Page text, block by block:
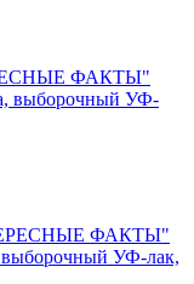
ФАКТЫ"
выборочный УФ-